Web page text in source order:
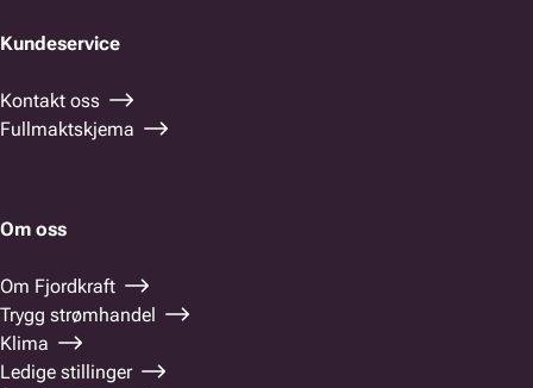
Kundeservice
Kontakt oss
Fullmaktskjema
Om oss
Om Fjordkraft
Trygg strømhandel
Klima
Ledige stillinger